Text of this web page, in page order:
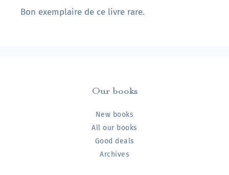
Bon exemplaire de ce livre rare.
Our books
New books
All our books
Good deals
Archives